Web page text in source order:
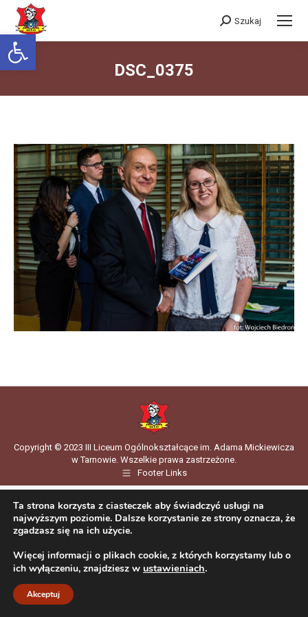
Otwórz pasek narzędzi
Szukaj:
Szukaj
DSC_0375
Copyright © 2023 III Liceum Ogólnokształcące im. Adama Mickiewicza
w Tarnowie. Wszelkie prawa zastrzeżone.
Footer Links
Ta strona korzysta z ciasteczek aby świadczyć usługi na
najwyższym poziomie. Dalsze korzystanie ze strony oznacza, że
zgadzasz się na ich użycie.
Więcej informacji o plikach cookie, z których korzystamy lub o
ich wyłączeniu, znajdziesz w ustawieniach.
Akceptuj